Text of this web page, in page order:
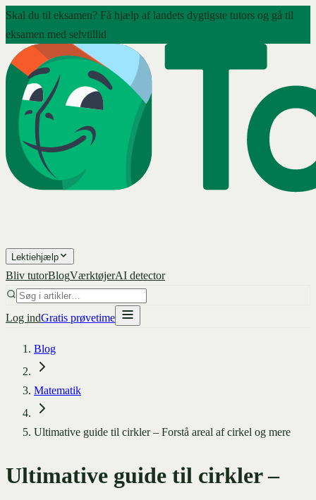
Skal du til eksamen? Få hjælp af landets dygtigste tutors og gå til
eksamen med selvtillid
Lektiehjælp
Bliv tutorBlogVærktøjerAI detector
Log indGratis prøvetime
Blog
Matematik
Ultimative guide til cirkler – Forstå areal af cirkel og mere
Ultimative guide til cirkler –